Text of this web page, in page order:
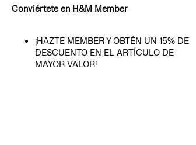
Conviértete en H&M Member
¡HAZTE MEMBER Y OBTÉN UN 15% DE
DESCUENTO EN EL ARTÍCULO DE
MAYOR VALOR!